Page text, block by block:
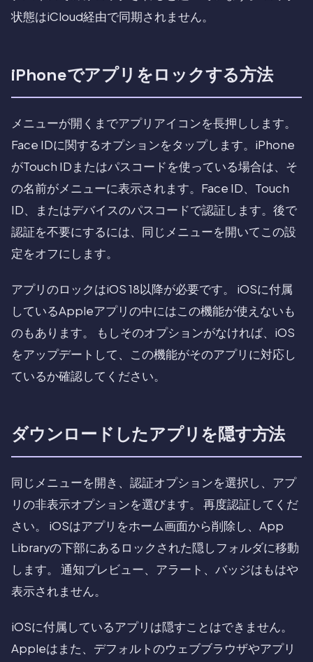
状態はiCloud経由で同期されません。
iPhoneでアプリをロックする方法
メニューが開くまでアプリアイコンを長押しします。
Face IDに関するオプションをタップします。iPhone
がTouch IDまたはパスコードを使っている場合は、そ
の名前がメニューに表示されます。Face ID、Touch
ID、またはデバイスのパスコードで認証します。後で
認証を不要にするには、同じメニューを開いてこの設
定をオフにします。
アプリのロックはiOS 18以降が必要です。 iOSに付属
しているAppleアプリの中にはこの機能が使えないも
のもあります。 もしそのオプションがなければ、iOS
をアップデートして、この機能がそのアプリに対応し
ているか確認してください。
ダウンロードしたアプリを隠す方法
同じメニューを開き、認証オプションを選択し、アプ
リの非表示オプションを選びます。 再度認証してくだ
さい。 iOSはアプリをホーム画面から削除し、App
Libraryの下部にあるロックされた隠しフォルダに移動
します。 通知プレビュー、アラート、バッジはもはや
表示されません。
iOSに付属しているアプリは隠すことはできません。
Appleはまた、デフォルトのウェブブラウザやアプリ